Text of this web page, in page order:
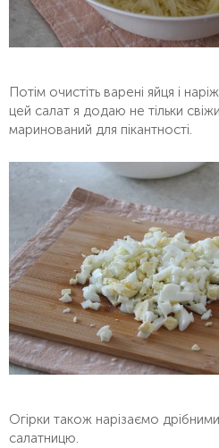
Потім очистіть варені яйця і
цей салат я додаю не тільки
маринований для пікантності.
Огірки також нарізаємо
салатницю.